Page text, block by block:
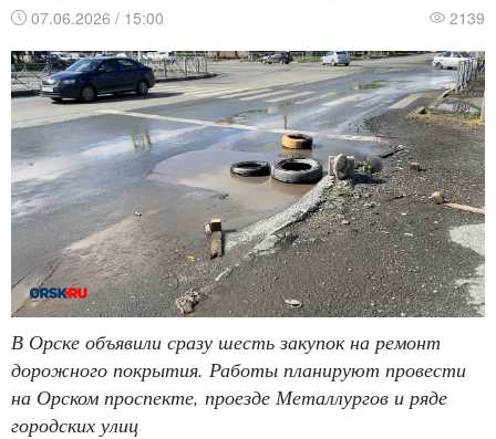
07.06.2026 / 15:00 2139
В Орске объявили сразу шесть закупок на ремонт
дорожного покрытия. Работы планируют провести
на Орском проспекте, проезде Металлургов и ряде
городских улиц